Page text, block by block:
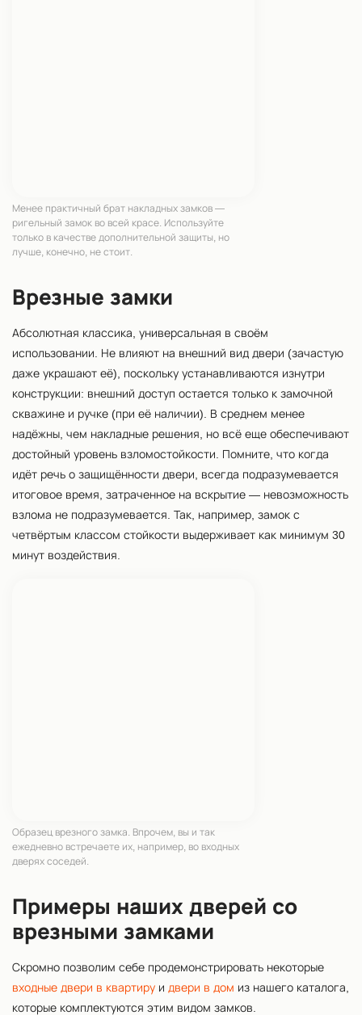
Менее практичный брат накладных замков —
ригельный замок во всей красе. Используйте
только в качестве дополнительной защиты, но
лучше, конечно, не стоит.
Врезные замки
Образец врезного замка. Впрочем, вы и так
ежедневно встречаете их, например, во входных
дверях соседей.
Абсолютная классика, универсальная в своём
использовании. Не влияют на внешний вид двери (зачастую
даже украшают её), поскольку устанавливаются изнутри
конструкции: внешний доступ остается только к замочной
скважине и ручке (при её наличии). В среднем менее
надёжны, чем накладные решения, но всё еще обеспечивают
достойный уровень взломостойкости. Помните, что когда
идёт речь о защищённости двери, всегда подразумевается
итоговое время, затраченное на вскрытие — невозможность
взлома не подразумевается. Так, например, замок с
четвёртым классом стойкости выдерживает как минимум 30
минут воздействия.
Примеры наших дверей со
врезными замками
Скромно позволим себе продемонстрировать некоторые
входные двери в квартиру и двери в дом из нашего каталога,
которые комплектуются этим видом замков.